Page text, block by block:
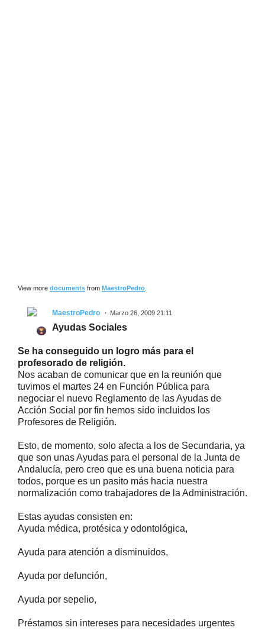
View more documents from MaestroPedro
MaestroPedro Marzo 26, 2009 21:11
Ayudas Sociales
Se ha conseguido un logro más para el
profesorado de religión.
Nos acaban de comunicar que en la reunión que
tuvimos el martes 24 en Función Pública para
negociar el nuevo Reglamento de las Ayudas de
Acción Social por fin hemos sido incluidos los
Profesores de Religión.
Esto, de momento, solo afecta a los de Secundaria, ya
que son unas Ayudas para el personal de la Junta de
Andalucía, pero creo que es una buena noticia para
todos, porque es un pasito más hacia nuestra
normalización como trabajadores de la Administración.
Estas ayudas consisten en:
Ayuda médica, protésica y odontológica,
Ayuda para atención a disminuidos,
Ayuda por defunción,
Ayuda por sepelio,
Préstamos sin intereses para necesidades urgentes